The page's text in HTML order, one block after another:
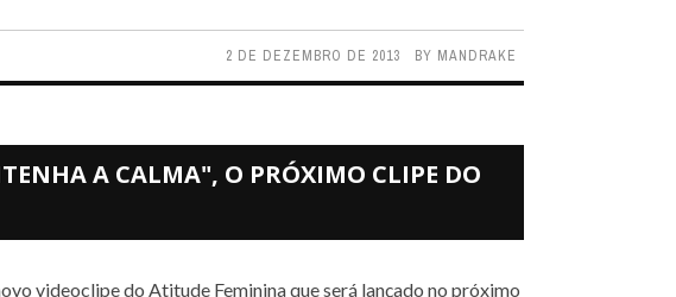
2 DE DEZEMBRO DE 2013 BY MANDRAKE
A CALMA", O PRÓXIMO CLIPE DO